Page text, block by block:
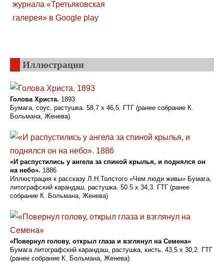
Иллюстрации
Голова Христа. 1893
Бумага, соус, растушка. 58,7 х 46,5. ГТГ (ранее собрание К.
Больмана, Женева)
«И распустились у ангела за спиной крылья, и поднялся он
на небо». 1886
Иллюстрация к рассказу Л.Н.Толстого «Чем люди живы» Бумага,
литографский карандаш, растушка. 50.5 х 34,3. ГТГ (ранее
собрание К. Больмана, Женева)
«Повернул голову, открыл глаза и взглянул на Семена»
Бумага литографский карандаш, растушка, кисть. 43,5 х 30,2. ГТГ
(ранее собрание К. Больмана, Женева)